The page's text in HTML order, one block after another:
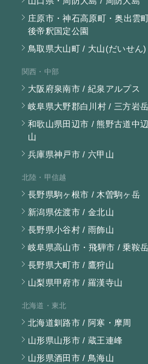
庄原市・神石高原町・奥出雲
後帝釈国定公園
鳥取県大山町 / 大山(だいせん)
関西・中部
大阪府泉南市 / 紀泉アルプス
岐阜県大野郡白川村 / 三方岩岳
和歌山県田辺市 / 熊野古道中
山
兵庫県神戸市 / 六甲山
北陸・甲信越
長野県駒ヶ根市 / 木曽駒ヶ岳
新潟県佐渡市 / 金北山
長野県小谷村 / 雨飾山
岐阜県高山市・飛騨市 / 乗鞍岳
長野県大町市 / 鷹狩山
山梨県甲府市 / 羅漢寺山
北海道・東北
北海道釧路市 / 阿寒・摩周
山形県山形市 / 蔵王連峰
山形県酒田市 / 鳥海山